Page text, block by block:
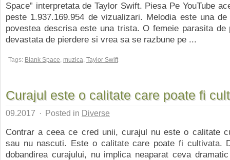
Space” interpretata de Taylor Swift. Piesa Pe YouTube
peste 1.937.169.954 de vizualizari. Melodia este una
povestea descrisa este una trista. O femeie parasita de
devastata de pierdere si vrea sa se razbune pe ...
Tags: Blank Space, muzica, Taylor Swift
Curajul este o calitate care poate fi
09.2017 · Posted in Diverse
Contrar a ceea ce cred unii, curajul nu este o calitate
sau nu nascuti. Este o calitate care poate fi cultivata.
dobandirea curajului, nu implica neaparat ceva